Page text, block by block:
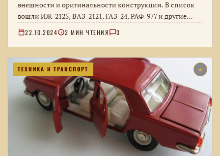
внешности и оригинальности конструкции. В список
вошли ИЖ-2125, ВАЗ-2121, ГАЗ-24, РАФ-977 и другие
модели, а…
22.10.2024 2 МИН ЧТЕНИЯ 3
ТЕХНИКА И ТРАНСПОРТ ★